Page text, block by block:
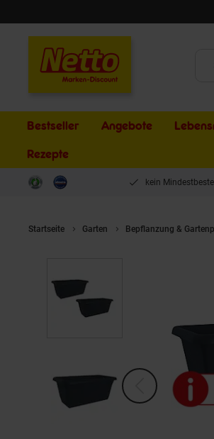
Bestseller Angebote
Rezepte
kein
Startseite Garten Bepflanzung &